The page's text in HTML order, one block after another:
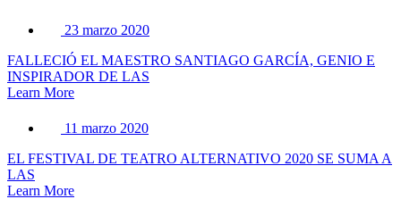
23 marzo 2020
FALLECIÓ EL MAESTRO SANTIAGO GARCÍA, GENIO E
INSPIRADOR DE LAS
Learn More
11 marzo 2020
EL FESTIVAL DE TEATRO ALTERNATIVO 2020 SE SUMA A
LAS
Learn More